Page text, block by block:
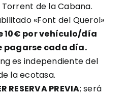
de la Cabana.
«Font del Querol»
10€ por vehículo/día
pagarse cada día.
es independiente del
la ecotasa.
RESERVA PREVIA; será